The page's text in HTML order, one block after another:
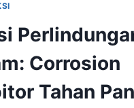
Corrosion
Tahan